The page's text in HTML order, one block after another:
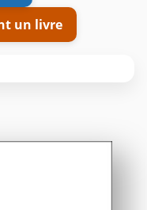
un livre